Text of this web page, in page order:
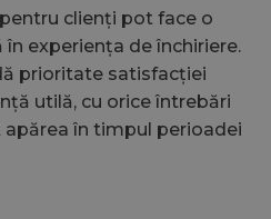
clienți pot face o
experiența de închiriere.
prioritate satisfacției
utilă, cu orice întrebări
în timpul perioadei
Furnizor /
Domeniu
Expirare
jacobautorent.ro